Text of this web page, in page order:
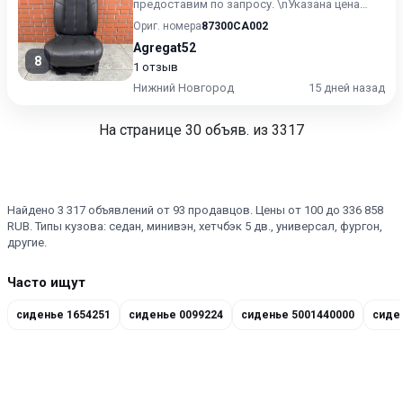
8
предоставим по запросу. \nУказана цена
только ДЛЯ ПОЛЬЗОВАТЕЛЕ...
Ориг. номера87300CA002
Agregat52
1 отзыв
Нижний Новгород
15 дней назад
На странице 30 объяв. из 3317
Найдено 3 317 объявлений от 93 продавцов. Цены от 100 до 336 858
RUB. Типы кузова: седан, минивэн, хетчбэк 5 дв., универсал, фургон,
другие.
Часто ищут
сиденье 1654251 сиденье 0099224 сиденье 5001440000